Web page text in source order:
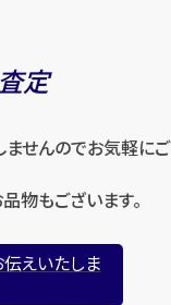
定
せんのでお気軽にご
物もございます。
えいたしま